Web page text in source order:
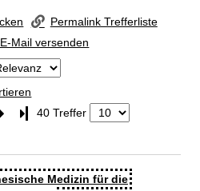
Permalink Trefferliste
Mail versenden
Letzte Seite
40 Treffer
Medizin für die